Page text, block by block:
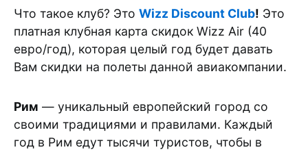
Что такое клуб? Это Wizz Discount Club! Это
платная клубная карта скидок Wizz Air (40
евро/год), которая целый год будет давать
Вам скидки на полеты данной авиакомпании.
Рим — уникальный европейский город со
своими традициями и правилами. Каждый
год в Рим едут тысячи туристов, чтобы в